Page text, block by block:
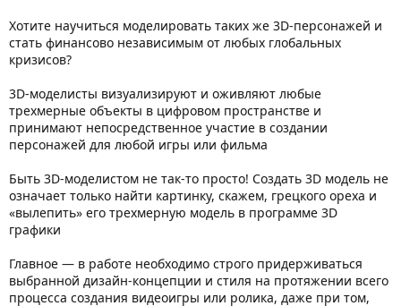
Хотите научиться моделировать таких же 3D-персонажей и
стать финансово независимым от любых глобальных
кризисов?
3D-моделисты визуализируют и оживляют любые
трехмерные объекты в цифровом пространстве и
принимают непосредственное участие в создании
персонажей для любой игры или фильма
Быть 3D-моделистом не так-то просто! Создать 3D модель не
означает только найти картинку, скажем, грецкого ореха и
«вылепить» его трехмерную модель в программе 3D
графики
Главное — в работе необходимо строго придерживаться
выбранной дизайн-концепции и стиля на протяжении всего
процесса создания видеоигры или ролика, даже при том,